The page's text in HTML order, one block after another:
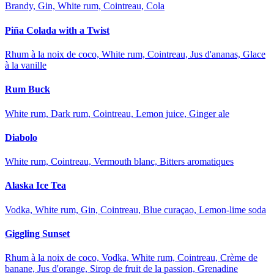
Brandy, Gin, White rum, Cointreau, Cola
Piña Colada with a Twist
Rhum à la noix de coco, White rum, Cointreau, Jus d'ananas, Glace
à la vanille
Rum Buck
White rum, Dark rum, Cointreau, Lemon juice, Ginger ale
Diabolo
White rum, Cointreau, Vermouth blanc, Bitters aromatiques
Alaska Ice Tea
Vodka, White rum, Gin, Cointreau, Blue curaçao, Lemon-lime soda
Giggling Sunset
Rhum à la noix de coco, Vodka, White rum, Cointreau, Crème de
banane, Jus d'orange, Sirop de fruit de la passion, Grenadine